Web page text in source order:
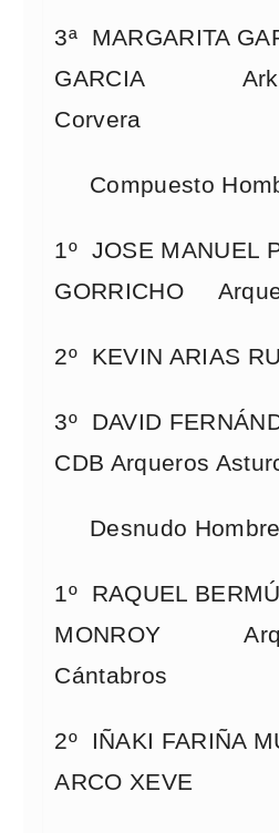
3ª MARGARITA
GARCIA
Corvera
Compuesto
1º JOSE MANUEL
GORRICHO
2º KEVIN ARIAS
3º DAVID
CDB Arqueros
Desnudo Hombre
1º RAQUEL
MONROY
Cántabros
2º IÑAKI FARIÑA
ARCO XEVE